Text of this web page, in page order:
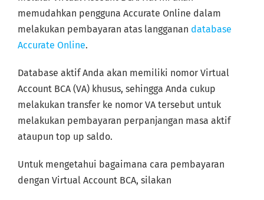
memudahkan pengguna Accurate Online dalam
melakukan pembayaran atas langganan database
Accurate Online.
Database aktif Anda akan memiliki nomor Virtual
Account BCA (VA) khusus, sehingga Anda cukup
melakukan transfer ke nomor VA tersebut untuk
melakukan pembayaran perpanjangan masa aktif
ataupun top up saldo.
Untuk mengetahui bagaimana cara pembayaran
dengan Virtual Account BCA, silakan